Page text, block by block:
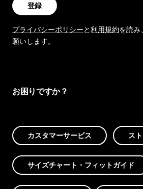
登録
プライバシーポリシーと利用規約を読み
願いします。
お困りですか？
カスタマーサービス ス
サイズチャート・フィットガイド